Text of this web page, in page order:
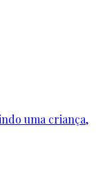
uma criança,